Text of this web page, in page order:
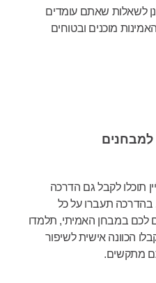
לשאלות שאתם עומדים
מוכנים ובטוחים
תוכלו לקבל גם הדרכה
בהדרכה תעברו על כל
לכם במבחן האמיתי, תלמדו
הכוונה אישית לשיפור
מתקשים.